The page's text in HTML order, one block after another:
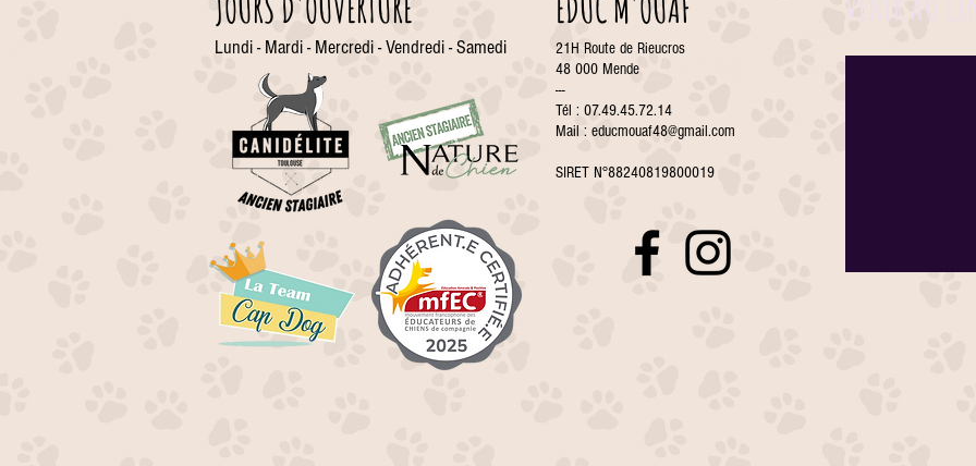
Lundi - Mardi - Mercredi - Vendredi - Samedi
21H Route de Rieucros
48 000 Mende
---
Tél : 07.49.45.72.14
Mail : educmouaf48@gmail.com
SIRET N°88240819800019